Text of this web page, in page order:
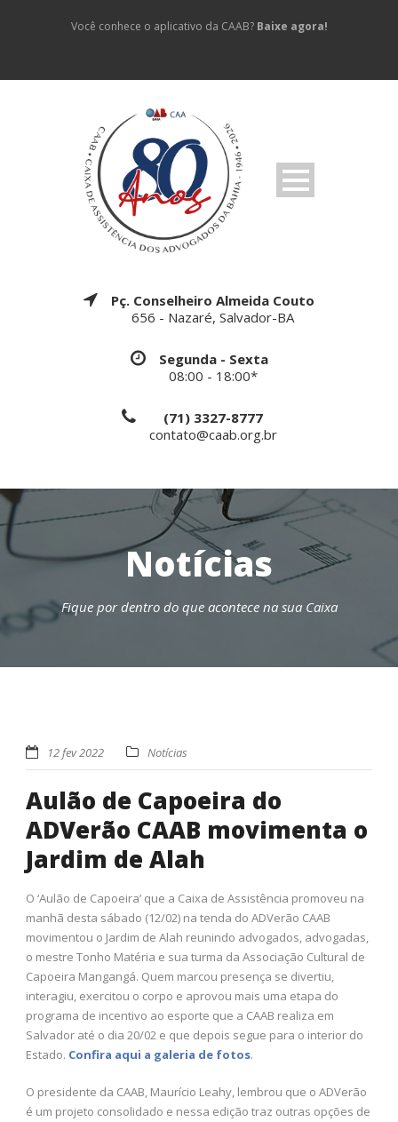
Você conhece o aplicativo da CAAB? Baixe agora!
Pç. Conselheiro Almeida Couto
656 - Nazaré, Salvador-BA
Segunda - Sexta
08:00 - 18:00*
(71) 3327-8777
contato@caab.org.br
Notícias
Fique por dentro do que acontece na sua Caixa
12 fev 2022 Notícias
Aulão de Capoeira do
ADVerão CAAB movimenta o
Jardim de Alah
O ‘Aulão de Capoeira’ que a Caixa de Assistência promoveu na
manhã desta sábado (12/02) na tenda do ADVerão CAAB
movimentou o Jardim de Alah reunindo advogados, advogadas,
o mestre Tonho Matéria e sua turma da Associação Cultural de
Capoeira Mangangá. Quem marcou presença se divertiu,
interagiu, exercitou o corpo e aprovou mais uma etapa do
programa de incentivo ao esporte que a CAAB realiza em
Salvador até o dia 20/02 e que depois segue para o interior do
Estado. Confira aqui a galeria de fotos.
O presidente da CAAB, Maurício Leahy, lembrou que o ADVerão
é um projeto consolidado e nessa edição traz outras opções de